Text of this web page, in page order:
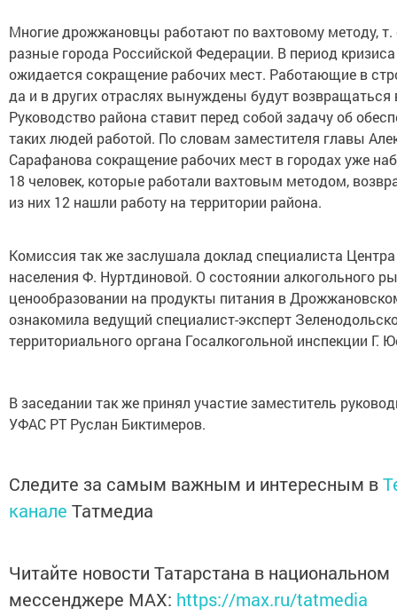
Многие дрожжановцы работают по вахтовому методу, т.
разные города Российской Федерации. В период кризиса
ожидается сокращение рабочих мест. Работающие в
да и в других отраслях вынуждены будут возвращаться
Руководство района ставит перед собой задачу об
таких людей работой. По словам заместителя главы
Сарафанова сокращение рабочих мест в городах уже
18 человек, которые работали вахтовым методом,
из них 12 нашли работу на территории района.
Комиссия так же заслушала доклад специалиста Центра
населения Ф. Нуртдиновой. О состоянии алкогольного
ценообразовании на продукты питания в
ознакомила ведущий специалист-эксперт
территориального органа Госалкогольной инспекции Г.
В заседании так же принял участие заместитель
УФАС РТ Руслан Биктимеров.
Следите за самым важным и интересным в
канале Татмедиа
Читайте новости Татарстана в национальном
мессенджере MАХ: https://max.ru/tatmedia